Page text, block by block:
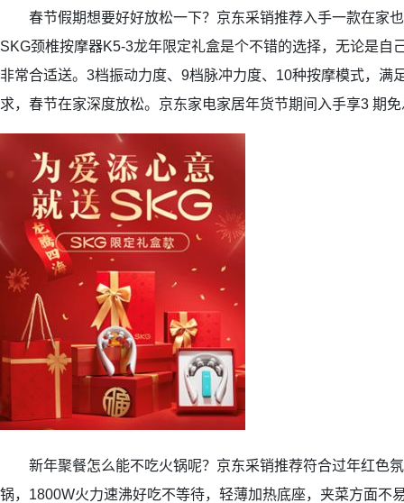
春节假期想要好好放松一下？京东采销推荐入手一款在家
SKG颈椎按摩器K5-3龙年限定礼盒是个不错的选择，无论是自
非常合适送。3档振动力度、9档脉冲力度、10种按摩模式，满
求，春节在家深度放松。京东家电家居年货节期间入手享3 期
新年聚餐怎么能不吃火锅呢？京东采销推荐符合过年红色
锅，1800W火力速沸好吃不等待，轻薄加热底座，夹菜方面不